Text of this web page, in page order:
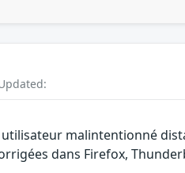
malintentionné
dans Firefox,